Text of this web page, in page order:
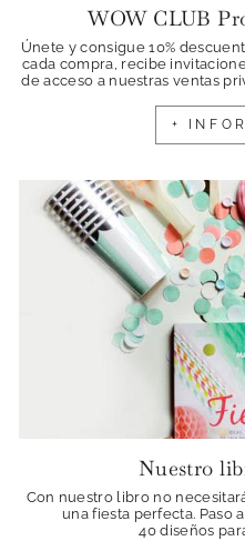
WOW CLUB
Únete y consigue 10%
cada compra, recibe
de acceso a nuestras ventas
+
Nuestro
Con nuestro libro no
una fiesta perfecta. Paso
40 diseños